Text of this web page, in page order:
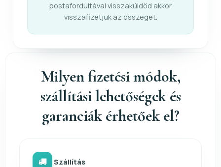
postafordultával visszaküldöd akkor
visszafizetjük az összeget.
Milyen fizetési módok,
szállítási lehetőségek és
garanciák érhetőek el?
Szállítás